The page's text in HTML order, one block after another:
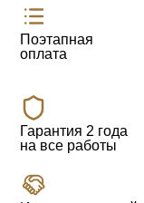
Поэтапная
оплата
Гарантия 2 года
на все работы